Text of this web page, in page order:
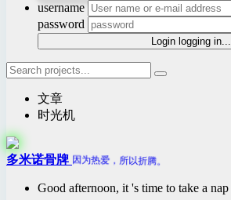
username
password
Login logging in...
文章
时光机
多米诺骨牌 因为热爱，所以折腾。
Good afternoon, it 's time to take a nap